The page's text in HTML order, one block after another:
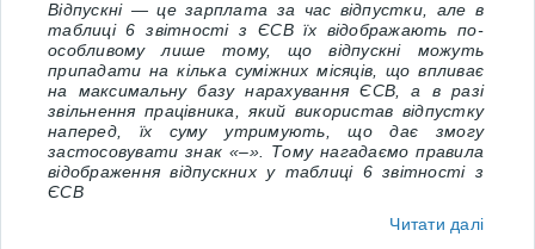
Відпускні — це зарплата за час відпустки, але в
таблиці 6 звітності з ЄСВ їх відображають по-
особливому лише тому, що відпускні можуть
припадати на кілька суміжних місяців, що впливає
на максимальну базу нарахування ЄСВ, а в разі
звільнення працівника, який використав відпустку
наперед, їх суму утримують, що дає змогу
застосовувати знак «–». Тому нагадаємо правила
відображення відпускних у таблиці 6 звітності з
ЄСВ
Читати далі